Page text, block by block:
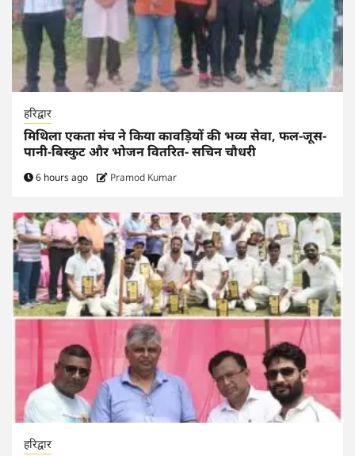
हरिद्वार
मिथिला एकता मंच ने किया कावड़ियों की भव्य सेवा, फल-जूस-
पानी-बिस्कुट और भोजन वितरित- सचिन चौधरी
6 hours ago Pramod Kumar
हरिद्वार